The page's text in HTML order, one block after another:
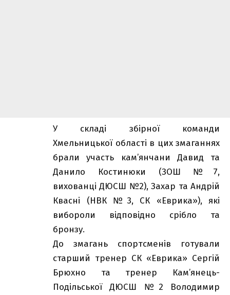
У складі збірної команди
Хмельницької області в цих змаганнях
брали участь кам’янчани Давид та
Данило Костинюки (ЗОШ №7,
вихованці ДЮСШ №2), Захар та Андрій
Квасні (НВК №3, СК «Еврика»), які
вибороли відповідно срібло та
бронзу.
До змагань спортсменів готували
старший тренер СК «Еврика» Сергій
Брюхно та тренер Кам’янець-
Подільської ДЮСШ №2 Володимир